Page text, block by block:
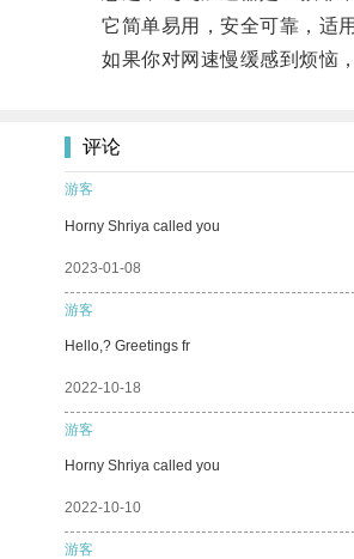
它简单易用，安全可靠，适用
如果你对网速慢缓感到烦恼，
评论
游客
Horny Shriya called you
2023-01-08
游客
Hello,? Greetings fr
2022-10-18
游客
Horny Shriya called you
2022-10-10
游客